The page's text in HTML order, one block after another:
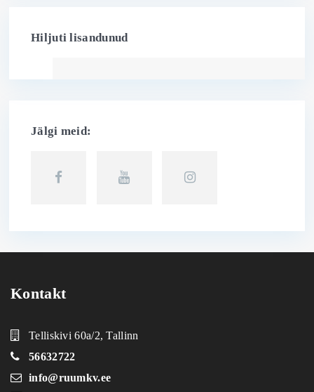
Hiljuti lisandunud
Jälgi meid:
Kontakt
Telliskivi 60a/2, Tallinn
56632722
info@ruumkv.ee